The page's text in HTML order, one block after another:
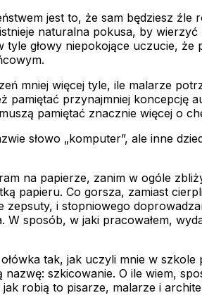
jest to, że sam będziesz źle
naturalna pokusa, by
głowy niepokojące uczucie,
mniej więcej tyle, ile malarze
przynajmniej koncepcję
pamiętać znacznie więcej o
słowo „komputer”, ale inne
na papierze, zanim w ogóle
papieru. Co gorsza, zamiast
i stopniowego
sposób, w jaki pracowałem,
tak, jak uczyli mnie w
szkicowanie. O ile wiem,
robią to pisarze, malarze i